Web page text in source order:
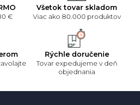
€
Všetok tovar skladom
Viac ako 80.000 produktov
Rýchle doručenie
Tovar expedujeme v deň
objednania